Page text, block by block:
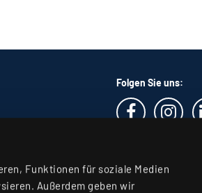
Funktionen für soziale Medien
Außerdem geben wir
Folgen Sie uns: